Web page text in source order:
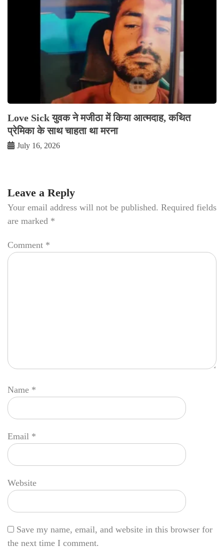
Love Sick युवक ने मजीठा में किया आत्मदाह, कथित
प्रेमिका के साथ चाहता था मरना
July 16, 2026
Leave a Reply
Your email address will not be published. Required fields
are marked *
Comment *
Name *
Email *
Website
Save my name, email, and website in this browser for
the next time I comment.